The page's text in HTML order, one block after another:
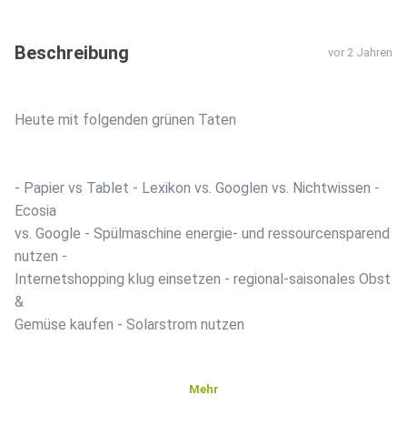
Beschreibung vor 2 Jahren
Heute mit folgenden grünen Taten
- Papier vs Tablet - Lexikon vs. Googlen vs. Nichtwissen -
Ecosia
vs. Google - Spülmaschine energie- und ressourcensparend
nutzen -
Internetshopping klug einsetzen - regional-saisonales Obst
&
Gemüse kaufen - Solarstrom nutzen
Mehr